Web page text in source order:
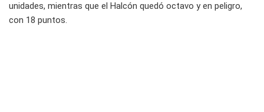
unidades, mientras que el Halcón quedó octavo y en peligro,
con 18 puntos.